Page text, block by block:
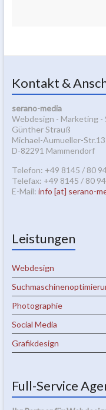
Kontakt &
serano-media
Webdesign - Marketing -
Günther Strauß
Michael-Aumueller-Str.13
D-82291 Mammendorf
Telefon: +49 8145 / 80
Telefax: +49 8145 / 80
E-Mail: info [at] serano-
Leistungen
Webdesign
Photographie
Social Media
Grafikdesign
Full-Service